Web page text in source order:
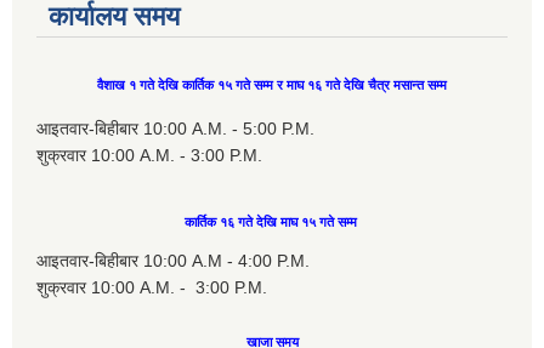
कार्यालय समय
वैशाख १ गते देखि कार्तिक १५ गते सम्म र माघ १६ गते देखि चैत्र मसान्त सम्म
आइतवार-बिहीबार 10:00 A.M. - 5:00 P.M.
शुक्रवार 10:00 A.M. - 3:00 P.M.
कार्तिक १६ गते देखि माघ १५ गते सम्म
आइतवार-बिहीबार 10:00 A.M - 4:00 P.M.
शुक्रवार 10:00 A.M. - 3:00 P.M.
खाजा समय